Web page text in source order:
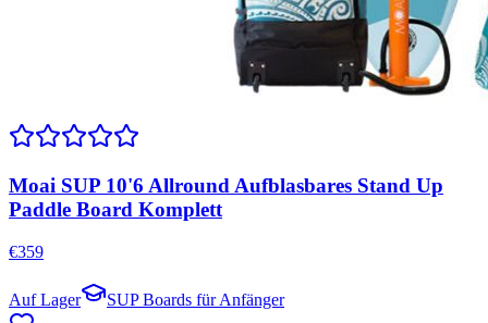
Moai SUP 10'6 Allround Aufblasbares Stand Up
Paddle Board Komplett
€359
Auf Lager SUP Boards für Anfänger